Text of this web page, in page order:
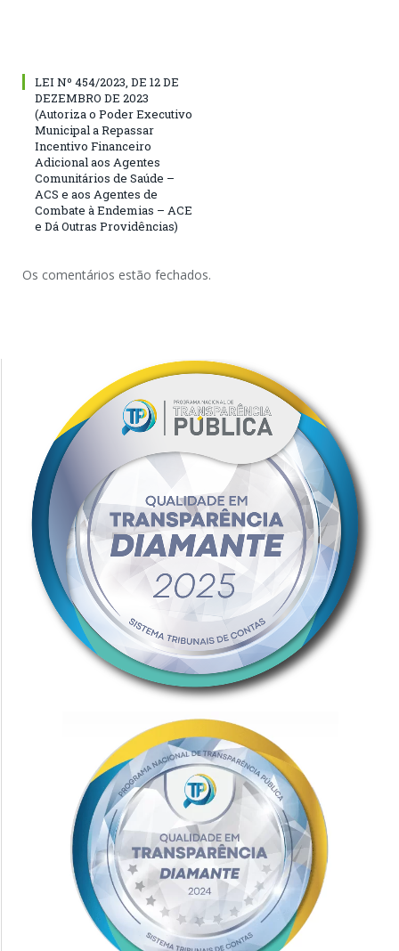
LEI Nº 454/2023, DE 12 DE
DEZEMBRO DE 2023
(Autoriza o Poder Executivo
Municipal a Repassar
Incentivo Financeiro
Adicional aos Agentes
Comunitários de Saúde –
ACS e aos Agentes de
Combate à Endemias – ACE
e Dá Outras Providências)
Os comentários estão fechados.